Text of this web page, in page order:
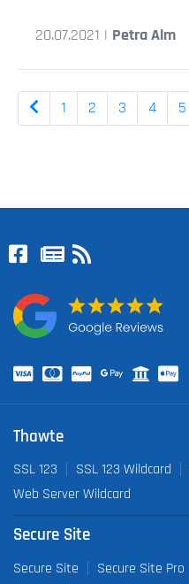
20.07.2021 | Petra Alm
1 2 3 4 5
Thawte
SSL 123 SSL 123 Wildcard
Web Server Wildcard
Secure Site
Secure Site Secure Site Pro